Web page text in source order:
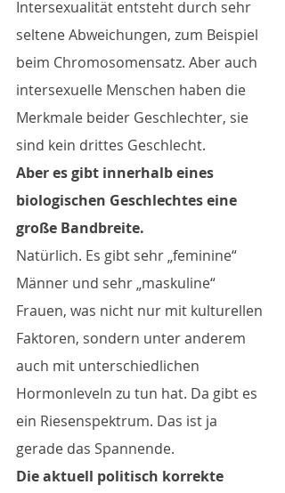
Intersexualität entsteht durch sehr
seltene Abweichungen, zum Beispiel
beim Chromosomensatz. Aber auch
intersexuelle Menschen haben die
Merkmale beider Geschlechter, sie
sind kein drittes Geschlecht.
Aber es gibt innerhalb eines
biologischen Geschlechtes eine
große Bandbreite.
Natürlich. Es gibt sehr „feminine“
Männer und sehr „maskuline“
Frauen, was nicht nur mit kulturellen
Faktoren, sondern unter anderem
auch mit unterschiedlichen
Hormonleveln zu tun hat. Da gibt es
ein Riesenspektrum. Das ist ja
gerade das Spannende.
Die aktuell politisch korrekte